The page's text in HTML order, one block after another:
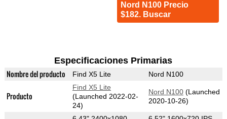
Nord N100 Precio
$182. Buscar
Especificaciones Primarias
Nombre del producto Find X5 Lite Nord N100
Producto
Find X5 Lite
(Launched 2022-02-
24)
Nord N100(Launched
2020-10-26)